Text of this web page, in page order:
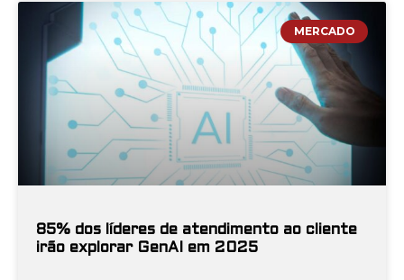
MERCADO
85% dos líderes de atendimento ao cliente
irão explorar GenAI em 2025